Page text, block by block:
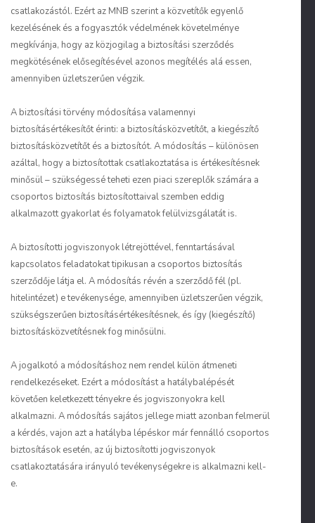
csatlakozástól. Ezért az MNB szerint a közvetítők egyenlő
kezelésének és a fogyasztók védelmének követelménye
megkívánja, hogy az közjogilag a biztosítási szerződés
megkötésének elősegítésével azonos megítélés alá essen,
amennyiben üzletszerűen végzik.
A biztosítási törvény módosítása valamennyi
biztosításértékesítőt érinti: a biztosításközvetítőt, a kiegészítő
biztosításközvetítőt és a biztosítót. A módosítás – különösen
azáltal, hogy a biztosítottak csatlakoztatása is értékesítésnek
minősül – szükségessé teheti ezen piaci szereplők számára a
csoportos biztosítás biztosítottaival szemben eddig
alkalmazott gyakorlat és folyamatok felülvizsgálatát is.
A biztosítotti jogviszonyok létrejöttével, fenntartásával
kapcsolatos feladatokat tipikusan a csoportos biztosítás
szerződője látja el. A módosítás révén a szerződő fél (pl.
hitelintézet) e tevékenysége, amennyiben üzletszerűen végzik,
szükségszerűen biztosításértékesítésnek, és így (kiegészítő)
biztosításközvetítésnek fog minősülni.
A jogalkotó a módosításhoz nem rendel külön átmeneti
rendelkezéseket. Ezért a módosítást a hatálybalépését
követően keletkezett tényekre és jogviszonyokra kell
alkalmazni. A módosítás sajátos jellege miatt azonban felmerül
a kérdés, vajon azt a hatályba lépéskor már fennálló csoportos
biztosítások esetén, az új biztosítotti jogviszonyok
csatlakoztatására irányuló tevékenységekre is alkalmazni kell-
e.